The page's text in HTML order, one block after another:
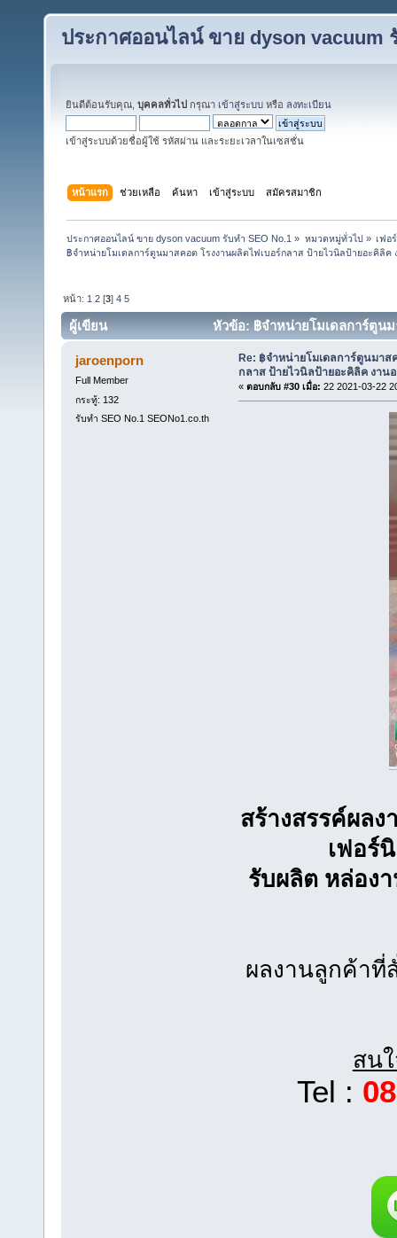
ประกาศออนไลน์ ขาย dyson vacuum
ยินดีต้อนรับคุณ, บุคคลทั่วไป กรุณา เข้าสู่ระบบ หรือ ลงทะเบียน
เข้าสู่ระบบด้วยชื่อผู้ใช้ รหัสผ่าน และระยะเวลาในเซสชั่น
หน้าแรก ช่วยเหลือ ค้นหา เข้าสู่ระบบ สมัครสมาชิก
ประกาศออนไลน์ ขาย dyson vacuum รับทำ SEO No.1 » หมวดหมู่ทั่วไป» เฟอ
฿จำหน่ายโมเดลการ์ตูนมาสคอต โรงงานผลิตไฟเบอร์กลาส ป้ายไวนิลป้ายอะคิลิค
หน้า: 1 2 [3]4 5
ผู้เขียน
หัวข้อ: ฿จำหน่ายโมเดลการ์ตูน
(อ่าน 1536 ครั้ง)
jaroenporn
Full Member
กระทู้: 132
รับทำ SEO No.1 SEONo1.co.th
Re: ฿จำหน่ายโมเดลการ์ตูนมาส
กลาส ป้ายไวนิลป้ายอะคิลิค งาน
« ตอบกลับ #30 เมื่อ: 22 2021-03-22
สร้างสรรค์ผล
เฟอร์
รับผลิต หล่อง
ผลงานลูกค้าที่
สน
Tel :